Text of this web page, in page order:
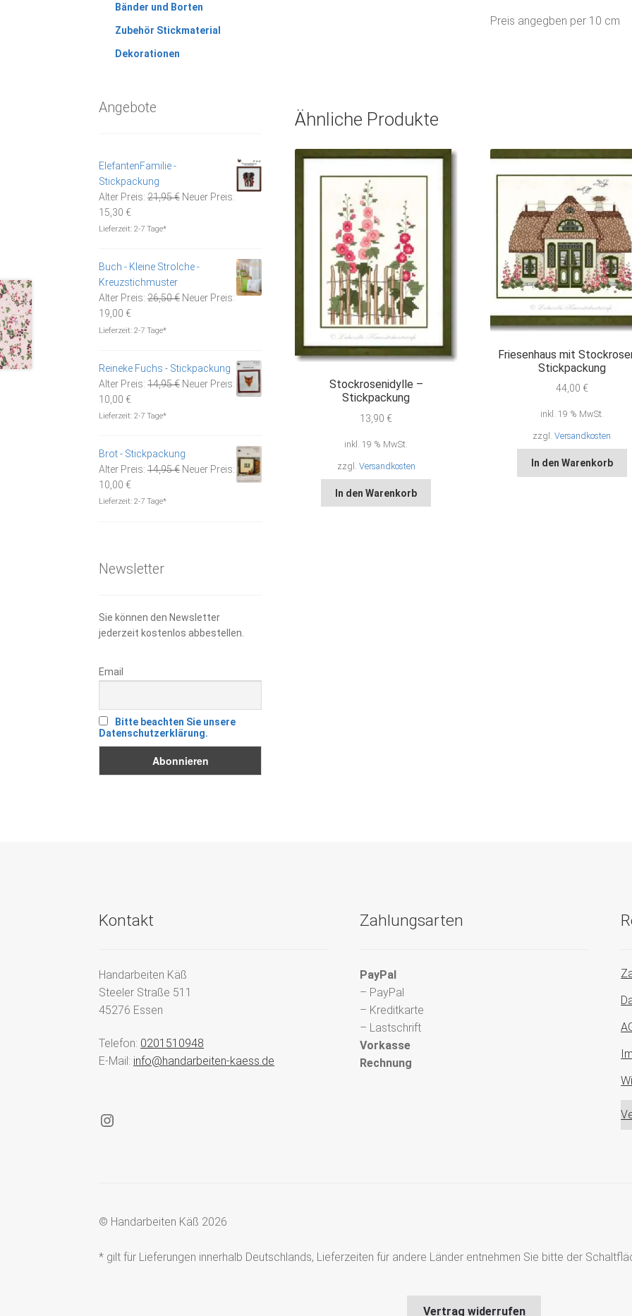
Preis angegben per 10 cm
Ähnliche Produkte
Stockrosenidylle –
Stickpackung
13,90 €
inkl. 19 % MwSt.
zzgl. Versandkosten
In den Warenkorb
Friesenhaus mit
Stickpackung
44,00 €
inkl. 19 % MwSt.
zzgl.Versandkosten
In den Warenkorb
Bänder und Borten
Zubehör Stickmaterial
Dekorationen
Angebote
ElefantenFamilie -
Stickpackung
Alter Preis: 21,95€ Ursprünglicher
Neuer Preis:
15,30 €Aktueller
Preis
Lieferzeit:2-7 Tage*
Buch - Kleine Strolche -
Kreuzstichmuster
Alter Preis: 26,50€ Ursprünglicher
Neuer Preis:
19,00 €Aktueller
Preis
Lieferzeit:2-7 Tage*
Reineke Fuchs - Stickpackung
Alter Preis: 14,95€ Ursprünglicher
Neuer Preis:
10,00 €Aktueller
Preis
Lieferzeit:2-7 Tage*
Brot - Stickpackung
Alter Preis: 14,95€ Ursprünglicher
Neuer Preis:
10,00 €Aktueller
Preis
Lieferzeit:2-7 Tage*
Newsletter
Sie können den Newsletter
jederzeit kostenlos abbestellen.
Email
Bitte beachten Sie unsere
Datenschutzerklärung.
Kontakt
Handarbeiten Käß
Steeler Straße 511
45276 Essen
Telefon: 0201510948
E-Mail: info@handarbeiten-kaess.de
Instagram
Zahlungsarten
PayPal
– PayPal
– Kreditkarte
– Lastschrift
Vorkasse
Rechnung
© Handarbeiten Käß 2026
* gilt für Lieferungen innerhalb Deutschlands, Lieferzeiten für andere Länder entnehmen Sie bitte der
Vertrag widerrufen